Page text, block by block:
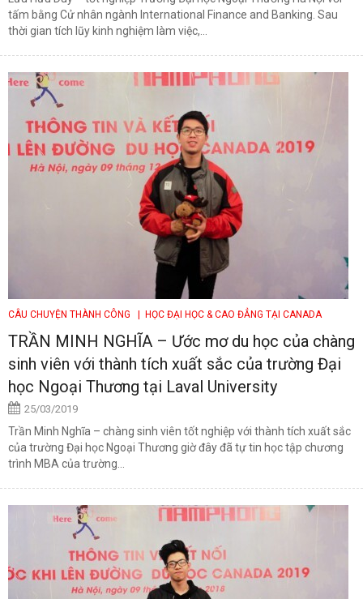
tấm bằng Cử nhân ngành International Finance and Banking. Sau
thời gian tích lũy kinh nghiệm làm việc,...
CÂU CHUYỆN THÀNH CÔNG | HỌC ĐẠI HỌC & CAO ĐẲNG TẠI CANADA
TRẦN MINH NGHĨA – Ước mơ du học của chàng
sinh viên với thành tích xuất sắc của trường Đại
học Ngoại Thương tại Laval University
25/03/2019
Trần Minh Nghĩa – chàng sinh viên tốt nghiệp với thành tích xuất sắc
của trường Đại học Ngoại Thương giờ đây đã tự tin học tập chương
trình MBA của trường...